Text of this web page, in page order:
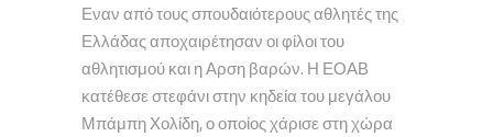
Εναν από τους σπουδαιότερους αθλητές της
Ελλάδας αποχαιρέτησαν οι φίλοι του
αθλητισμού και η Αρση βαρών. Η ΕΟΑΒ
κατέθεσε στεφάνι στην κηδεία του μεγάλου
Μπάμπη Χολίδη, ο οποίος χάρισε στη χώρα